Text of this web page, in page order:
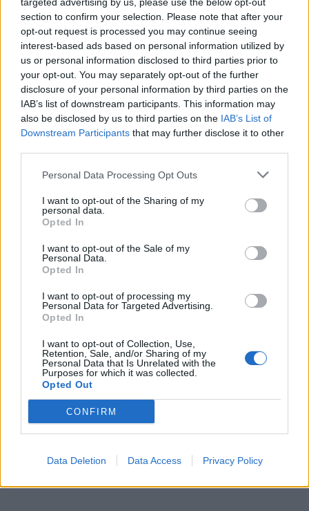
section to confirm your selection. Please note that after your
opt-out request is processed you may continue seeing
interest-based ads based on personal information utilized by
us or personal information disclosed to third parties prior to
your opt-out. You may separately opt-out of the further
disclosure of your personal information by third parties on the
IAB’s list of downstream participants. This information may
also be disclosed by us to third parties on the IAB’s List of
Downstream Participants that may further disclose it to other
Personal Data Processing Opt Outs
I want to opt-out of the Sharing of my
personal data.
Opted In
I want to opt-out of the Sale of my
Personal Data.
Opted In
I want to opt-out of processing my
Personal Data for Targeted Advertising.
Opted In
I want to opt-out of Collection, Use,
Retention, Sale, and/or Sharing of my
Personal Data that Is Unrelated with the
Purposes for which it was collected.
Opted Out
CONFIRM
Data Deletion Data Access Privacy Policy
απέθανε. Τον Όσιο Παχώμιο διαδέχθηκε στην
ηγουμενία ο Όσιος Θεόδωρος ο Ηγιασμένος
(τιμάται 16 Μαΐου).
Ακολουθήστε τοnotospress.grστο Google News και
μάθετε πρώτοιόλες τις ειδήσεις
TAGS: ΑΓΙΟΛΟΓΙΟ ΕΚΚΛΗΣΙΑ